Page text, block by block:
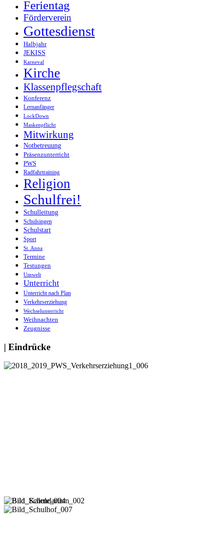
Ferientag
Förderverein
Gottesdienst
Halbjahr
JEKISS
Karneval
Kirche
Klassenpflegschaft
Konferenz
Lernanfänger
LockDown
Maskenpflicht
Mitwirkung
Notbetreuung
Präsenzunterricht
PWS
Radfahrtraining
Religion
Schulfrei!
Schulleitung
Schulsingen
Schulstart
Sport
St. Anna
Termine
Testungen
Umwelt
Unterricht
Unterricht nach Plan
Verkehrserziehung
Wechselunterricht
Weihnachten
Zeugnisse
| Eindrücke